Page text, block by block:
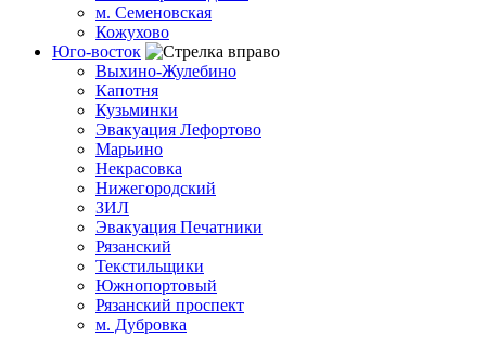
м. Семеновская
Кожухово
Юго-восток
Выхино-Жулебино
Капотня
Кузьминки
Эвакуация Лефортово
Марьино
Некрасовка
Нижегородский
ЗИЛ
Эвакуация Печатники
Рязанский
Текстильщики
Южнопортовый
Рязанский проспект
м. Дубровка